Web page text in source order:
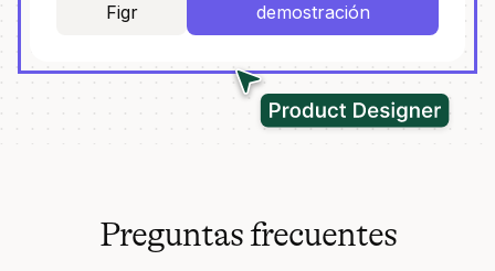
Figr
demostración
Preguntas frecuentes